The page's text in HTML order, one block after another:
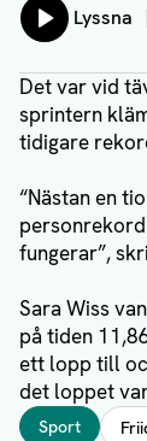
Lyssna
Det var vid
sprintern
tidigare
“Nästan en
fungerar”,
Sara Wiss
på tiden
ett lopp till
det loppet
Taggar
Sport